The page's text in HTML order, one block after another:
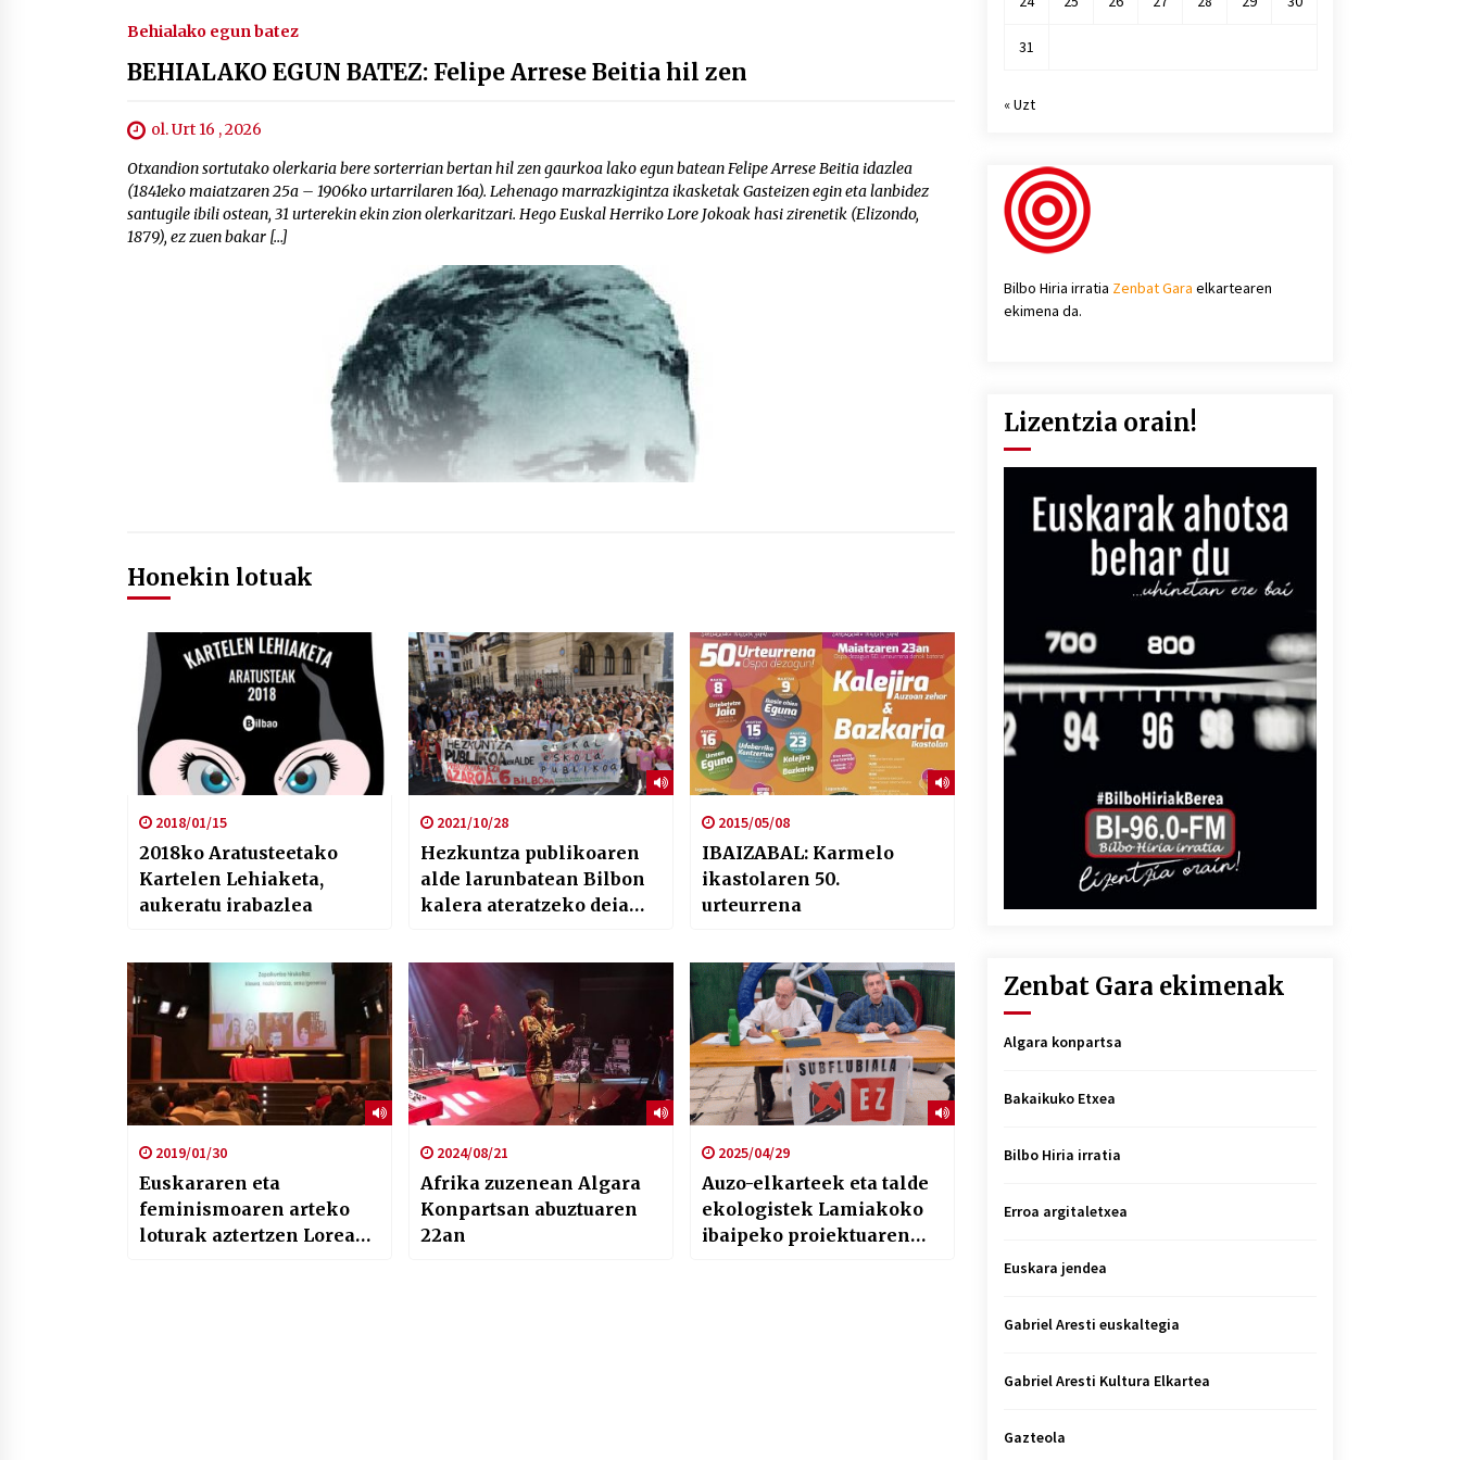
Behialako egun batez
BEHIALAKO EGUN BATEZ: Felipe Arrese Beitia hil zen
ol. Urt 16 , 2026
Otxandion sortutako olerkaria bere sorterrian bertan hil zen gaurkoa lako egun batean Felipe Arrese Beitia idazlea
(1841eko maiatzaren 25a – 1906ko urtarrilaren 16a). Lehenago marrazkigintza ikasketak Gasteizen egin eta lanbidez
santugile ibili ostean, 31 urterekin ekin zion olerkaritzari. Hego Euskal Herriko Lore Jokoak hasi zirenetik (Elizondo,
1879), ez zuen bakar […]
Honekin lotuak
2018/01/15
2018ko Aratusteetako
Kartelen Lehiaketa,
aukeratu irabazlea
2021/10/28
Hezkuntza publikoaren
alde larunbatean Bilbon
kalera ateratzeko deia
2015/05/08
IBAIZABAL: Karmelo
ikastolaren 50.
urteurrena
2019/01/30
Euskararen eta
feminismoaren arteko
loturak aztertzen Lorea
2024/08/21
Afrika zuzenean Algara
Konpartsan abuztuaren
22an
2025/04/29
Auzo-elkarteek eta talde
ekologistek Lamiakoko
ibaipeko proiektuaren
31
« Uzt
Bilbo Hiria irratia Zenbat Gara elkartearen
ekimena da.
Lizentzia orain!
Zenbat Gara ekimenak
Algara konpartsa
Bakaikuko Etxea
Bilbo Hiria irratia
Erroa argitaletxea
Euskara jendea
Gabriel Aresti euskaltegia
Gabriel Aresti Kultura Elkartea
Gazteola